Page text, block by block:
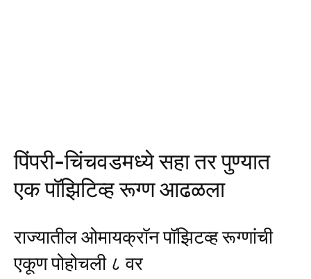
पिंपरी-चिंचवडमध्ये सहा तर पुण्यात
एक पॉझिटिव्ह रूग्ण आढळला
राज्यातील ओमायक्रॉन पॉझिटव्ह रूग्णांची
एकूण पोहोचली ८ वर